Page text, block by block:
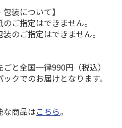
ブ…
33,000円
(送料・税込)
9,900円
(送料・税込)
包装について】
ご指定はできません。
のご指定はできません。
と全国一律990円（税込）
クでのお届けとなります。
な商品はこちら。